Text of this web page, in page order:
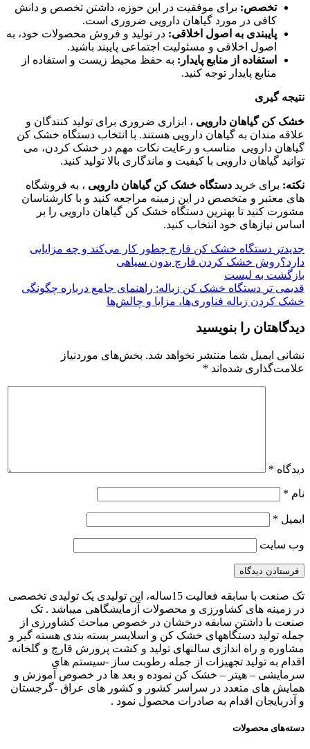
تخصص: برای موفقیت در این حوزه، داشتن تخصص و دانش
کافی در مورد گیاهان دارویی ضروری است.
پایبندی به اصول اخلاقی: در تولید و فروش محصولات خود، به
اصول اخلاقی و مسئولیت اجتماعی پایبند باشید.
استفاده از منابع پایدار: به حفظ محیط زیست و استفاده از
منابع پایدار توجه کنید.
نتیجه گیری
خشک کن گیاهان دارویی ، ابزاری ضروری برای تولید کنندگان و
علاقه مندان به گیاهان دارویی هستند. با انتخاب دستگاه خشک کن
گیاهان دارویی مناسب و رعایت نکات مهم در خشک کردن، می
توانید گیاهان دارویی با کیفیت و ماندگاری بالا تولید کنید.
نکته: برای خرید دستگاه خشک کن گیاهان دارویی ، به فروشگاه
های معتبر و متخصص در این زمینه مراجعه کنید و با کارشناسان
مشورت کنید تا بهترین دستگاه خشک کن گیاهان دارویی را بر
اساس نیازهای خود انتخاب کنید.
جدیدتر دستگاه خشک‌ کن قارچ چطور کار می‌کند و چه مزایایی
دارد؟روش خشک کردن قارچ بدون سیاهی
بازگشت به لیست
قدیمی تر دستگاه خشک کن زباله: راهنمای جامع درباره چگونگی
خشک کردن زباله فناوری‌ها، مزایا و چالش‌ها
دیدگاهتان را بنویسید
نشانی ایمیل شما منتشر نخواهد شد. بخش‌های موردنیاز
علامت‌گذاری شده‌اند *
دیدگاه *
نام *
ایمیل *
وب‌ سایت
تک صنعت با سابقه فعالیت 15ساله، این تولیدی یک تولیدی تخصصی
در زمینه های کشاورزی و محصولات آزمایشگاهی میباشد . تک
صنعت با داشتن سابقه درخشان در خصوص مباحث کشاورزی از
جمله تولید دستگاههای خشک کن و اسلایسر بسته بندی هسته گیر و
مشاوره و راه اندازی سالنهای تولید و کشت پرورش قارچ و گلخانه
اقدام به تولید تجهیزات از جمله رطوبت ساز -سیستم های
سرمایشی – هیتر – خشک کن نموده و بعد ها در خصوص آموزش و
همایش های متعدد در سراسر کشور و کشور های عراق -گرجستان
و آذربایجان اقدام به صادرات محصول نمود .
دسته‌های محصولات